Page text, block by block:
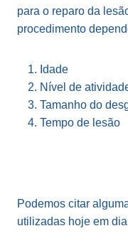
para o reparo da
procedimento
Idade
Nível de
Tamanho do
Tempo de lesão
Podemos citar
utilizadas hoje em